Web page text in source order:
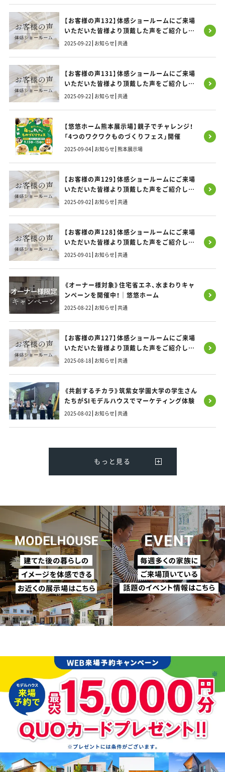
【お客様の声132】体感ショールームにご来場
いただいた皆様より頂戴した声をご紹介しま
す！
2025-09-22 お知らせ 共通
【お客様の声131】体感ショールームにご来場
いただいた皆様より頂戴した声をご紹介しま
す！
2025-09-22 お知らせ 共通
【悠悠ホーム熊本展示場】親子でチャレンジ！
「4つのワクワクものづくりフェス」開催
2025-09-04 お知らせ 熊本展示場
【お客様の声129】体感ショールームにご来場
いただいた皆様より頂戴した声をご紹介しま
す！
2025-09-02 お知らせ 共通
【お客様の声128】体感ショールームにご来場
いただいた皆様より頂戴した声をご紹介しま
す！
2025-09-01 お知らせ 共通
《オーナー様対象》住宅省エネ、水まわりキャ
ンペーンを開催中！｜悠悠ホーム
2025-08-22 お知らせ 共通
【お客様の声127】体感ショールームにご来場
いただいた皆様より頂戴した声をご紹介しま
す！
2025-08-18 お知らせ 共通
《共創するチカラ》筑紫女学園大学の学生さん
たちがSIモデルハウスでマーケティング体験
2025-08-02 お知らせ 共通
もっと見る